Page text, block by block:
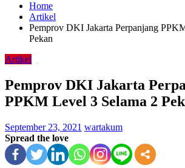
Home
Artikel
Pemprov DKI Jakarta Perpanjang
Pekan
Artikel
Pemprov DKI Jakarta
PPKM Level 3 Selama 2
September 23, 2021 wartakum
Spread the love